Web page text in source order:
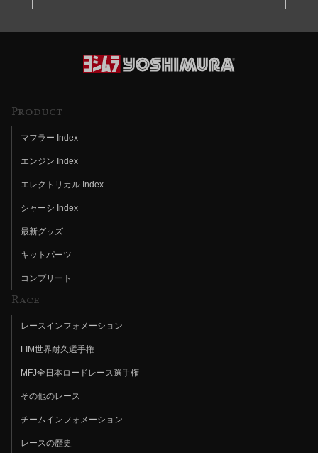
Product
マフラー Index
エンジン Index
エレクトリカル Index
シャーシ Index
最新グッズ
キットパーツ
コンプリート
Race
レースインフォメーション
FIM世界耐久選手権
MFJ全日本ロードレース選手権
その他のレース
チームインフォメーション
レースの歴史